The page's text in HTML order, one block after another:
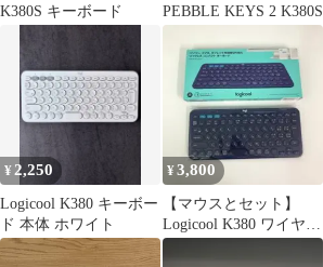
K380S キーボード
PEBBLE KEYS 2 K380S
¥ 2,250
Logicool K380 キーボー
ド 本体 ホワイト
¥3,800
【マウスとセット】
Logicool K380 ワイヤレ
スキーボード 本体